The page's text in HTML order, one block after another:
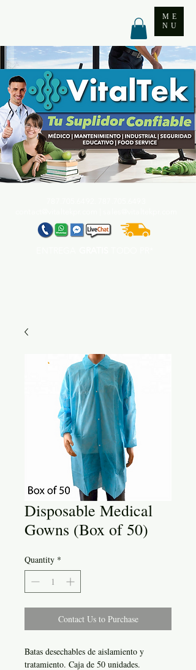
ME
NU
Disposable Medical
Gowns (Box of 50)
Quantity *
Contact Us to Purchase
Batas desechables de aislamiento y
tratamiento. Caja de 50 unidades.